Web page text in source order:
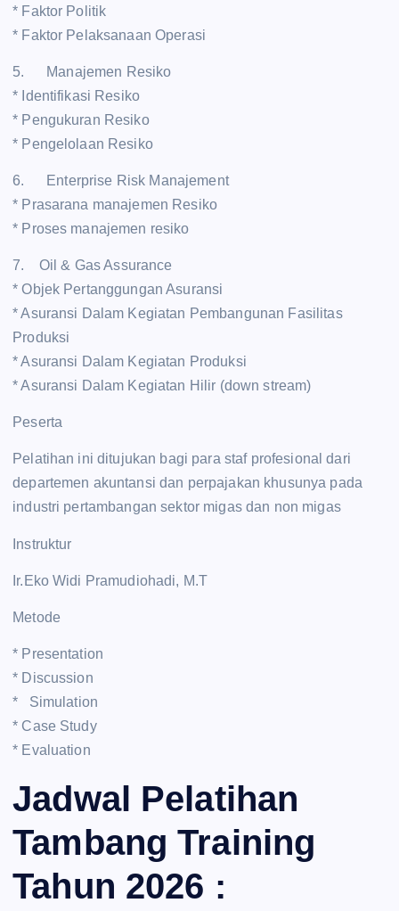
* Faktor Politik
* Faktor Pelaksanaan Operasi
5. Manajemen Resiko
* Identifikasi Resiko
* Pengukuran Resiko
* Pengelolaan Resiko
6. Enterprise Risk Manajement
* Prasarana manajemen Resiko
* Proses manajemen resiko
7. Oil & Gas Assurance
* Objek Pertanggungan Asuransi
* Asuransi Dalam Kegiatan Pembangunan Fasilitas
Produksi
* Asuransi Dalam Kegiatan Produksi
* Asuransi Dalam Kegiatan Hilir (down stream)
Peserta
Pelatihan ini ditujukan bagi para staf profesional dari
departemen akuntansi dan perpajakan khusunya pada
industri pertambangan sektor migas dan non migas
Instruktur
Ir.Eko Widi Pramudiohadi, M.T
Metode
* Presentation
* Discussion
* Simulation
* Case Study
* Evaluation
Jadwal Pelatihan
Tambang Training
Tahun 2026 :